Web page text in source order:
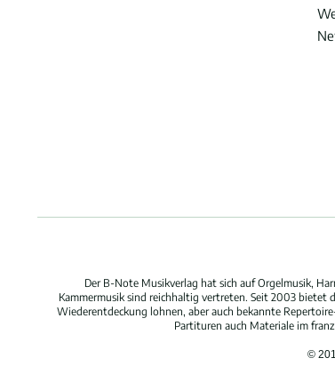
Der B-Note Musikverlag hat sich auf Orgelmusik,
Kammermusik sind reichhaltig vertreten. Seit 2003 bietet
Wiederentdeckung lohnen, aber auch bekannte
Partituren auch Materiale im
©